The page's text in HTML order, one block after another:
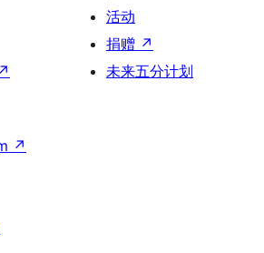
↗
活动
捐赠 ↗
未来五分计划
↗